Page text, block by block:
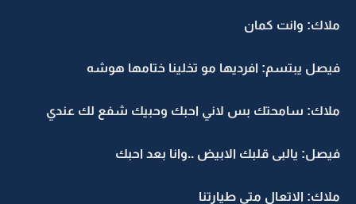
ملاك: وانت كمان
فيصل يبتسم: افرديها مو تخلينا ختامها هوشه
ملاك: سامحتك بس لاني احبك وحبيك شفع لك عندي
فيصل: يالبى قلبك الابيض ..وانا بعد احبك
ملاك: الاتعال متى طيارتنا